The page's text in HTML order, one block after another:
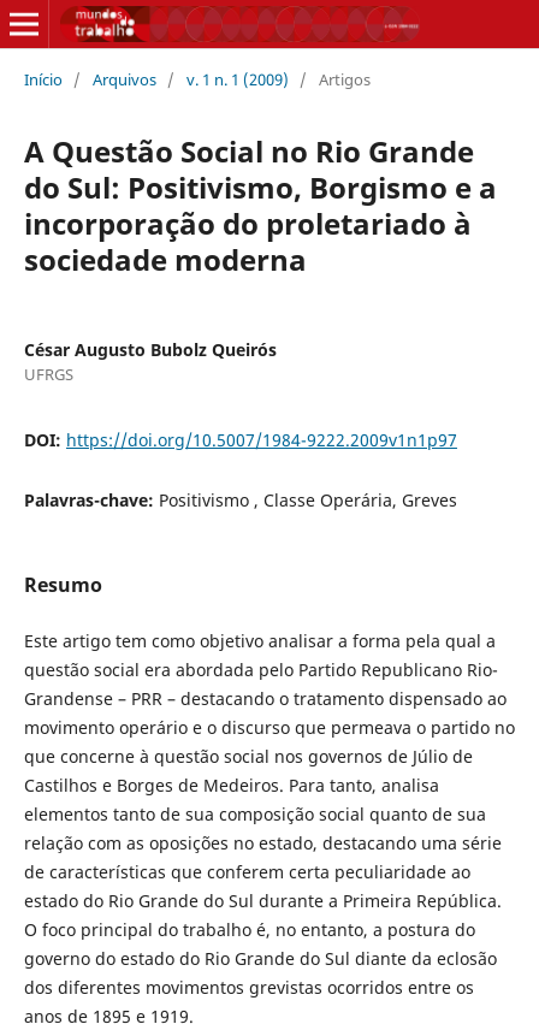
Início / Arquivos / v. 1 n. 1 (2009) / Artigos
A Questão Social no Rio Grande
do Sul: Positivismo, Borgismo e a
incorporação do proletariado à
sociedade moderna
César Augusto Bubolz Queirós
UFRGS
DOI: https://doi.org/10.5007/1984-9222.2009v1n1p97
Palavras-chave: Positivismo , Classe Operária, Greves
Resumo
Este artigo tem como objetivo analisar a forma pela qual a
questão social era abordada pelo Partido Republicano Rio-
Grandense – PRR – destacando o tratamento dispensado ao
movimento operário e o discurso que permeava o partido no
que concerne à questão social nos governos de Júlio de
Castilhos e Borges de Medeiros. Para tanto, analisa
elementos tanto de sua composição social quanto de sua
relação com as oposições no estado, destacando uma série
de características que conferem certa peculiaridade ao
estado do Rio Grande do Sul durante a Primeira República.
O foco principal do trabalho é, no entanto, a postura do
governo do estado do Rio Grande do Sul diante da eclosão
dos diferentes movimentos grevistas ocorridos entre os
anos de 1895 e 1919.